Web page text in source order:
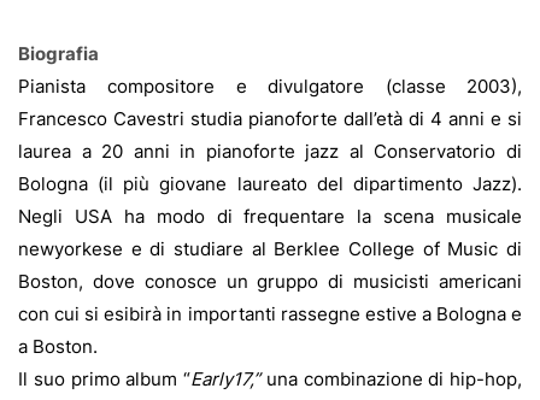
Biografia
Pianista compositore e divulgatore (classe
2003),
Francesco Cavestri studia pianoforte dall’età di 4 anni e si
laurea a 20 anni in pianoforte jazz al Conservatorio di
Bologna (il più giovane laureato del dipartimento Jazz).
Negli USA ha modo di frequentare la scena musicale
newyorkese e di studiare al Berklee College of Music di
Boston, dove conosce un gruppo di musicisti americani
con cui si esibirà in importanti rassegne estive a Bologna e
a Boston.
Il suo primo album “Early17,” una combinazione di hip-hop,